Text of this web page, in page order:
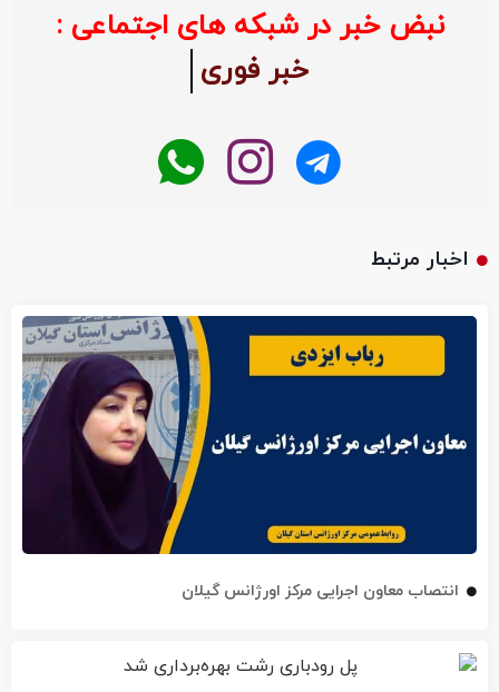
نبض خبر در شبکه های اجتماعی : خبر
انتصاب معاون اجرایی مرکز اورژانس گیلان
پل رودباری رشت بهره‌برداری شد